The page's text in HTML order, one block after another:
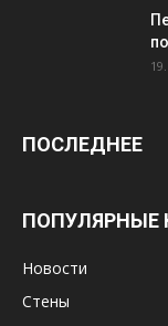
ПОСЛЕДНЕЕ
ПОПУЛЯРНЫЕ
Новости
Стены